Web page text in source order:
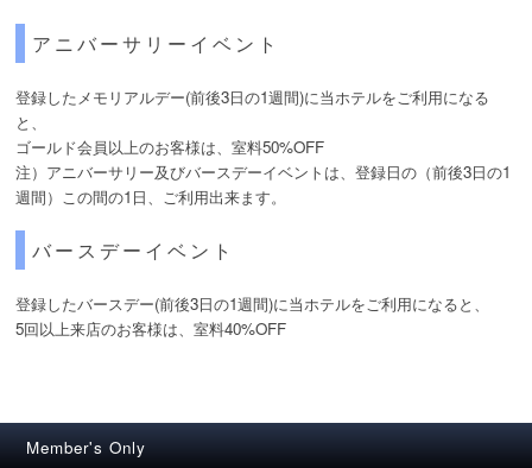
アニバーサリーイベント
登録したメモリアルデー(前後3日の1週間)に当ホテルをご利用になる
と、
ゴールド会員以上のお客様は、室料50%OFF
注）アニバーサリー及びバースデーイベントは、登録日の（前後3日の1
週間）この間の1日、ご利用出来ます。
バースデーイベント
登録したバースデー(前後3日の1週間)に当ホテルをご利用になると、
5回以上来店のお客様は、室料40%OFF
Member's Only